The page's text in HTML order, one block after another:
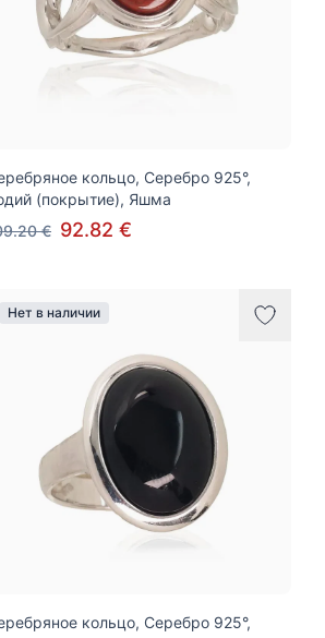
кольцо, Серебро 925°,
(покрытие), Яшма
€ 92.82 €
Нет в наличии
кольцо, Серебро 925°,